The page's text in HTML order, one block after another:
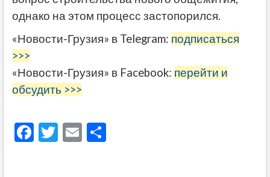
однако на этом процесс застопорился.
«Новости-Грузия» в Telegram: подписаться
>>>
«Новости-Грузия» в Facebook: перейти и
обсудить >>>
F T E О